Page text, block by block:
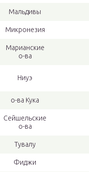
Мальдивы
Микронезия
Марианские
о-ва
Ниуэ
о-ва Кука
Сейшельские
о-ва
Тувалу
Фиджи